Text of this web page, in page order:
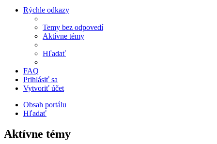
Rýchle odkazy
Temy bez odpovedí
Aktívne témy
Hľadať
FAQ
Prihlásiť sa
Vytvoriť účet
Obsah portálu
Hľadať
Aktívne témy